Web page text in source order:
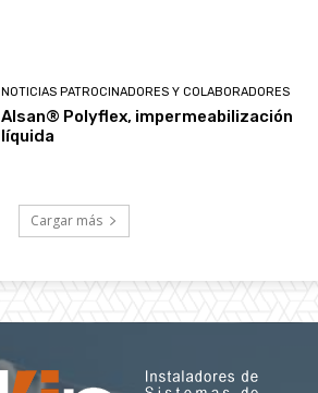
NOTICIAS PATROCINADORES Y COLABORADORES
Alsan® Polyflex, impermeabilización
líquida
Cargar más